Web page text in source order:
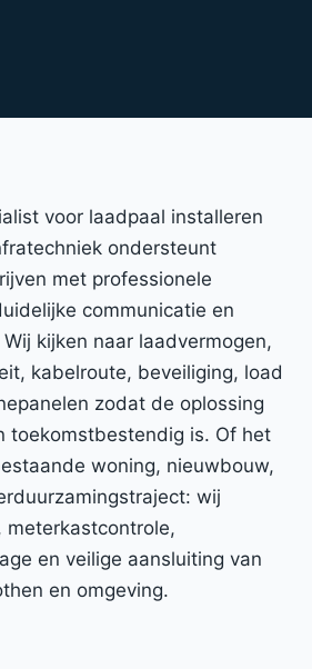
voor laadpaal installeren
ondersteunt
met professionele
communicatie en
kijken naar laadvermogen,
kabelroute, beveiliging, load
zodat de oplossing
toekomstbestendig is. Of het
woning, nieuwbouw,
wij
meterkastcontrole,
en veilige aansluiting van
en omgeving.